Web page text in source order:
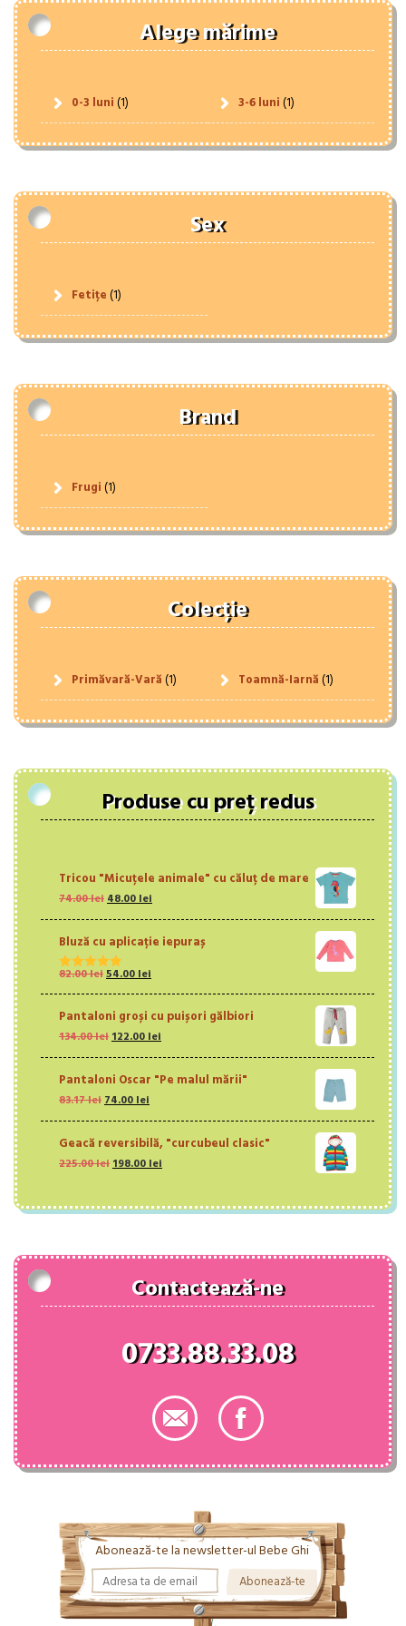
Alege mărime
0-3 luni(1) 3-6 luni(1)
Sex
Fetițe(1)
Brand
Frugi(1)
Colecție
Primăvară-Vară(1) Toamnă-Iarnă(1)
Produse cu preț redus
Tricou "Micuțele animale" cu căluț de mare
74.00leiPrețul
inițial
fost:
74.00 lei.
48.00leiPrețul
curent
48.00 lei.
Bluză cu aplicație iepuraș
Evaluat la
82.00leiPrețul
inițial
fost:
82.00 lei.
54.00leiPrețul
curent
54.00 lei.
Pantaloni groși cu puișori gălbiori
134.00leiPrețul
inițial
fost:
134.00 lei.
122.00leiPrețul
curent
122.00 lei.
Pantaloni Oscar "Pe malul mării"
83.17leiPrețul
inițial
fost:
83.17 lei.
74.00leiPrețul
curent
74.00 lei.
Geacă reversibilă, "curcubeul clasic"
225.00leiPrețul
fost:
198.00leiPrețul
198.00 lei.
Contactează-ne
0733.88.33.08
Abonează-te la newsletter-ul Bebe Ghi